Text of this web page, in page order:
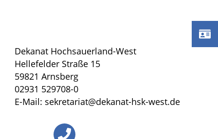
Dekanat Hochsauerland-West
Hellefelder Straße 15
59821 Arnsberg
02931 529708-0
E-Mail: sekretariat@dekanat-hsk-west.de